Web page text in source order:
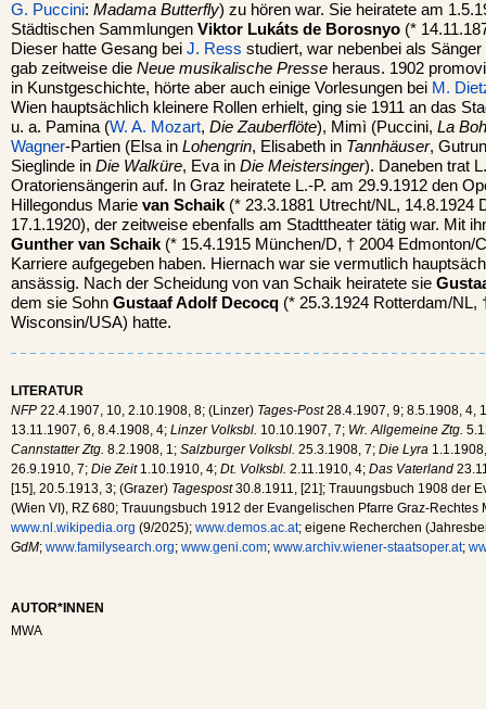
G. Puccini: Madama Butterfly) zu hören war. Sie heiratete am
Städtischen Sammlungen Viktor Lukáts de Borosnyo (*
Dieser hatte Gesang bei J. Ress studiert, war nebenbei als
gab zeitweise die Neue musikalische Presse heraus. 1902
in Kunstgeschichte, hörte aber auch einige Vorlesungen bei M.
Wien hauptsächlich kleinere Rollen erhielt, ging sie 1911 an das
u. a. Pamina (W. A. Mozart, Die Zauberflöte), Mimì (Puccini, La
Wagner-Partien (Elsa in Lohengrin, Elisabeth in Tannhäuser,
Sieglinde in Die Walküre, Eva in Die Meistersinger). Daneben trat
Oratoriensängerin auf. In Graz heiratete L.-P. am 29.9.1912 den
Hillegondus Marie van Schaik (* 23.3.1881 Utrecht/NL, 14.8.1924
17.1.1920), der zeitweise ebenfalls am Stadttheater tätig war. Mit
Gunther van Schaik (* 15.4.1915 München/D, † 2004 Edmonton/
Karriere aufgegeben haben. Hiernach war sie vermutlich
ansässig. Nach der Scheidung von van Schaik heiratete sie
dem sie Sohn Gustaaf Adolf Decocq (* 25.3.1924 Rotterdam/NL,
Wisconsin/USA) hatte.
LITERATUR
NFP 22.4.1907, 10, 2.10.1908, 8; (Linzer) Tages-Post28.4.1907, 9; 8.5.1908, 4,
13.11.1907, 6, 8.4.1908, 4; Linzer Volksbl. 10.10.1907, 7; Wr. Allgemeine Ztg.
Cannstatter Ztg. 8.2.1908, 1; Salzburger Volksbl. 25.3.1908, 7; Die Lyra
26.9.1910, 7; Die Zeit1.10.1910, 4; Dt. Volksbl. 2.11.1910, 4; Das Vaterland
[15], 20.5.1913, 3; (Grazer) Tagespost30.8.1911, [21]; Trauungsbuch 1908 der
(Wien VI), RZ 680; Trauungsbuch 1912 der Evangelischen Pfarre Graz-Rechtes
www.nl.wikipedia.org (9/2025); www.demos.ac.at; eigene Recherchen
GdM; www.familysearch.org; www.geni.com; www.archiv.wiener-staatsoper.at;
AUTOR*INNEN
MWA